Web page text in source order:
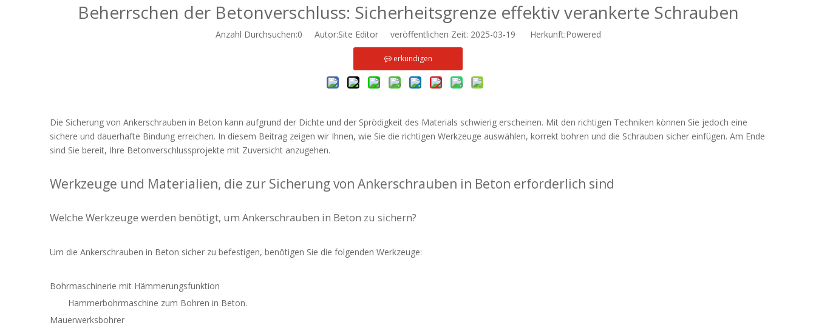
Beherrschen der Betonverschluss: Sicherheitsgrenze effektiv verankerte Schrauben
Anzahl Durchsuchen:0 Autor:Site Editor veröffentlichen Zeit: 2025-03-19 Herkunft:Powered
erkundigen
Die Sicherung von Ankerschrauben in Beton kann aufgrund der Dichte und der Sprödigkeit des Materials schwierig erscheinen. Mit den richtigen Techniken können Sie jedoch eine
sichere und dauerhafte Bindung erreichen. In diesem Beitrag zeigen wir Ihnen, wie Sie die richtigen Werkzeuge auswählen, korrekt bohren und die Schrauben sicher einfügen. Am Ende
sind Sie bereit, Ihre Betonverschlussprojekte mit Zuversicht anzugehen.
Werkzeuge und Materialien, die zur Sicherung von Ankerschrauben in Beton erforderlich sind
Welche Werkzeuge werden benötigt, um Ankerschrauben in Beton zu sichern?
Um die Ankerschrauben in Beton sicher zu befestigen, benötigen Sie die folgenden Werkzeuge:
Bohrmaschinerie mit Hämmerungsfunktion
Hammerbohrmaschine zum Bohren in Beton.
Mauerwerksbohrer